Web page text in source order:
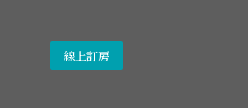
線上訂房